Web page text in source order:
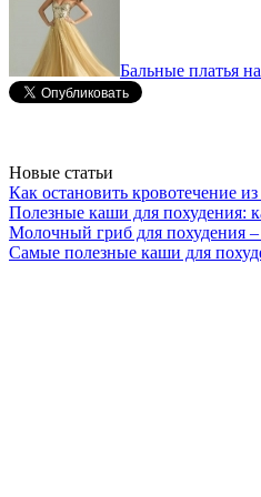
Бальные платья
Новые статьи
Как остановить кровотечение
Полезные каши для похудения:
Молочный гриб для похудения –
Самые полезные каши для